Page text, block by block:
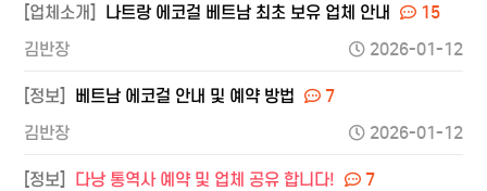
[업체소개] 나트랑 에코걸 베트남 최초 보유 업체 안내
15
김반장
2026-01-12
[정보] 베트남 에코걸 안내 및 예약 방법
7
김반장
2026-01-12
[정보] 다낭 통역사 예약 및 업체 공유 합니다!
7